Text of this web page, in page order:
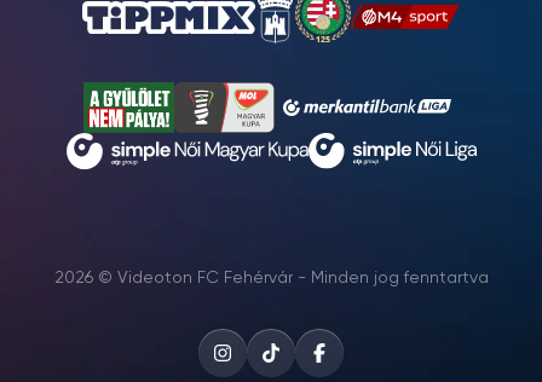
2026 © Videoton FC Fehérvár - Minden jog fenntartva